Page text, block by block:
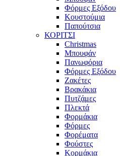
Φόρμες Εξόδου
Κουστούμια
Παπούτσια
ΚΟΡΙΤΣΙ
Christmas
Μπουφάν
Πανωφόρια
Φόρμες Εξόδου
Ζακέτες
Βρακάκια
Πυτζάμες
Πλεκτά
Φορμάκια
Φόρμες
Φορέματα
Φούστες
Κορμάκια